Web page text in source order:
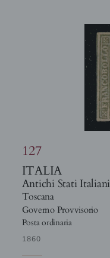
127
ITALIA
Antichi Stati Italiani
Toscana
Governo Provvisorio
Posta ordinaria
1860